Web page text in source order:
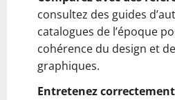
consultez des guides
catalogues de l’époque
cohérence du design et
graphiques.
Entretenez correctement